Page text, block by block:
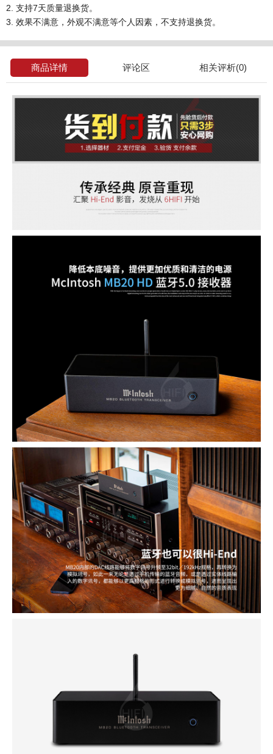
2. 支持7天质量退换货。
3. 效果不满意，外观不满意等个人因素，不支持退换货。
商品详情 评论区 相关评析(0)